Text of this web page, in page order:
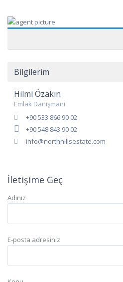
Bilgilerim
Hilmi Özakın
Emlak Danışmanı
+90 533 866 90 02
+90 548 843 90 02
info@northhillsestate.com
İletişime Geç
Adınız
E-posta adresiniz